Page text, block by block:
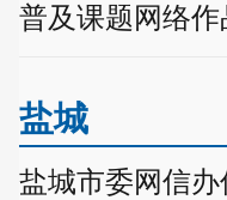
普及课题网络
盐城
盐城市委网信